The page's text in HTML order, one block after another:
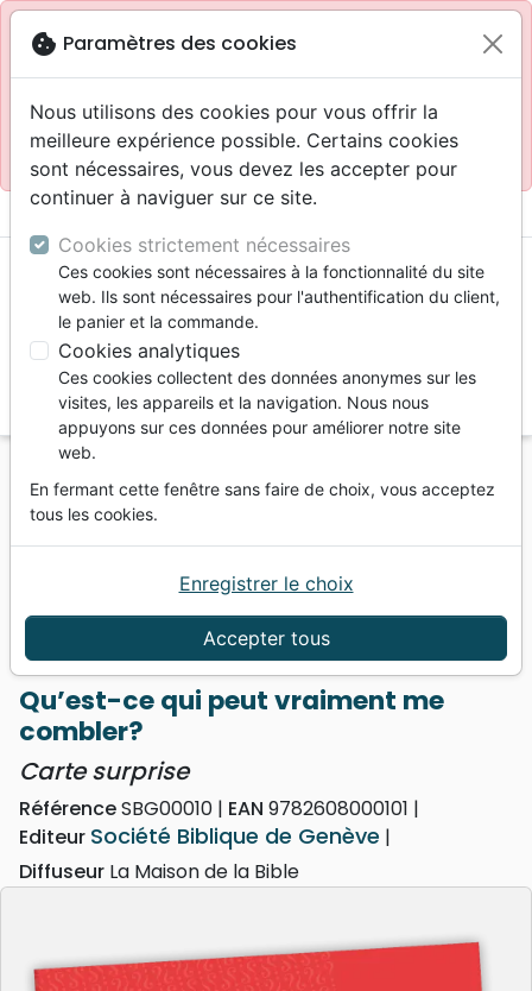
blockSite réservé aux professionnels
Accès pour les professionnels : Se connecter
Site pour le grand public : La Maison de la Bible
menu
Vous ne pouvez pas créer de nouvelle commande
depuis votre pays (United States).
Cartes
Qu’est-ce qui peut vraiment me combler? - Carte
Qu’est-ce qui peut vraiment me
combler?
Carte surprise
RéférenceSBG00010 EAN 9782608000101
Editeur Société Biblique de Genève
Diffuseur La Maison de la Bible
cookie Paramètres des cookies
Nous utilisons des cookies pour vous offrir la
meilleure expérience possible. Certains cookies
sont nécessaires, vous devez les accepter pour
continuer à naviguer sur ce site.
Cookies strictement nécessaires
Ces cookies sont nécessaires à la fonctionnalité du site
web. Ils sont nécessaires pour l'authentification du client,
le panier et la commande.
Cookies analytiques
Ces cookies collectent des données anonymes sur les
visites, les appareils et la navigation. Nous nous
appuyons sur ces données pour améliorer notre site
web.
En fermant cette fenêtre sans faire de choix, vous acceptez
tous les cookies.
Accepter tous
Enregistrer le choix